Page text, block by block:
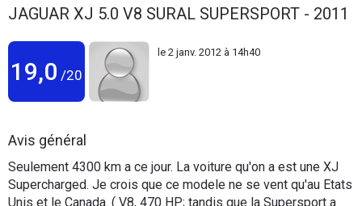
Guide
Electriques
Flottes
Auto
JAGUAR XJ 5.0 V8 SURAL SUPERSPORT - 2011
19,0 /20
le 2 janv. 2012 à 14h40
Avis général
Seulement 4300 km a ce jour. La voiture qu'on a est une XJ
Supercharged. Je crois que ce modele ne se vent qu'au Etats
Unis et le Canada. ( V8, 470 HP; tandis que la Supersport a